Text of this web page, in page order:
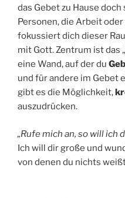
das Gebet zu Hause
Personen, die Arbeit
fokussiert dich dieser
mit Gott. Zentrum ist das „
eine Wand, auf der du
und für andere im Gebet
gibt es die Möglichkeit,
auszudrücken.
„Rufe mich an, so will ich
Ich will dir große und
von denen du nichts